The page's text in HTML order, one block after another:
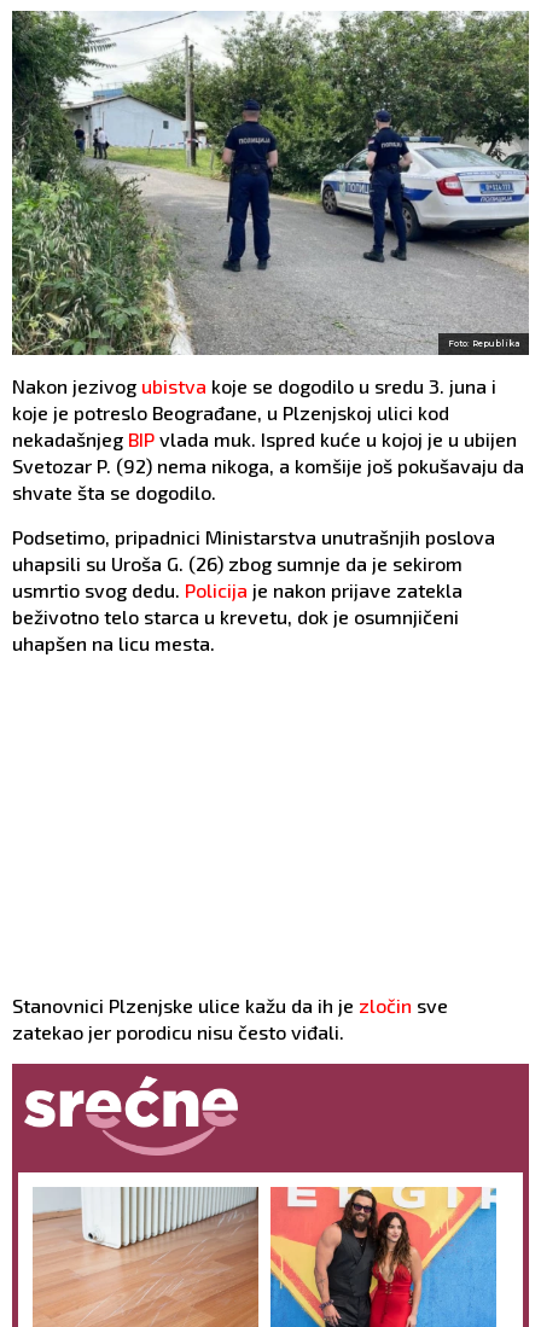
Foto: Republika
Nakon jezivog ubistva koje se dogodilo u sredu 3. juna i
koje je potreslo Beograđane, u Plzenjskoj ulici kod
nekadašnjeg BIP vlada muk. Ispred kuće u kojoj je u ubijen
Svetozar P. (92) nema nikoga, a komšije još pokušavaju da
shvate šta se dogodilo.
Podsetimo, pripadnici Ministarstva unutrašnjih poslova
uhapsili su Uroša G. (26) zbog sumnje da je sekirom
usmrtio svog dedu. Policija je nakon prijave zatekla
beživotno telo starca u krevetu, dok je osumnjičeni
uhapšen na licu mesta.
Stanovnici Plzenjske ulice kažu da ih je zločin sve
zatekao jer porodicu nisu često viđali.